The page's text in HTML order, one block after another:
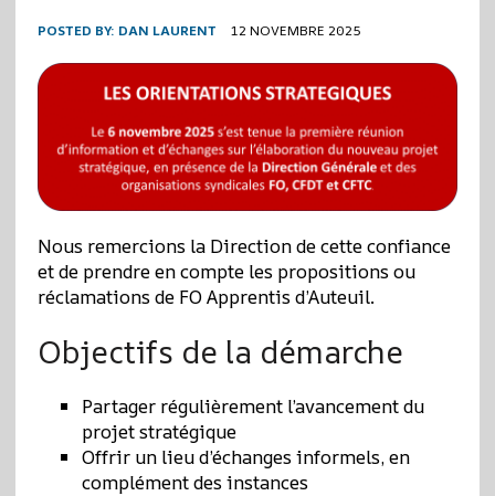
POSTED BY: DAN LAURENT 12 NOVEMBRE 2025
Nous remercions la Direction de cette confiance
et de prendre en compte les propositions ou
réclamations de FO Apprentis d’Auteuil.
Objectifs de la démarche
Partager régulièrement l’avancement du
projet stratégique
Offrir un lieu d’échanges informels, en
complément des instances